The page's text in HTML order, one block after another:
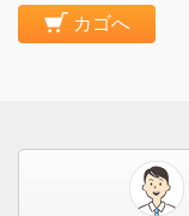
カゴへ